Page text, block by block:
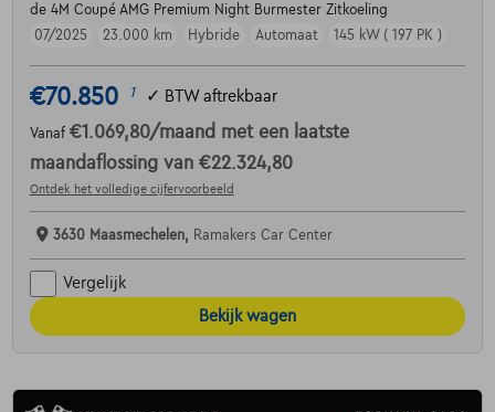
de 4M Coupé AMG Premium Night Burmester Zitkoeling
07/2025
23.000 km Hybride Automaat 145 kW ( 197 PK )
€70.850 1 ✓ BTW aftrekbaar
Vanaf €1.069,80/maand met een laatste
maandaflossing van €22.324,80
Ontdek het volledige cijfervoorbeeld
3630 Maasmechelen, Ramakers Car Center
Vergelijk
Bekijk wagen